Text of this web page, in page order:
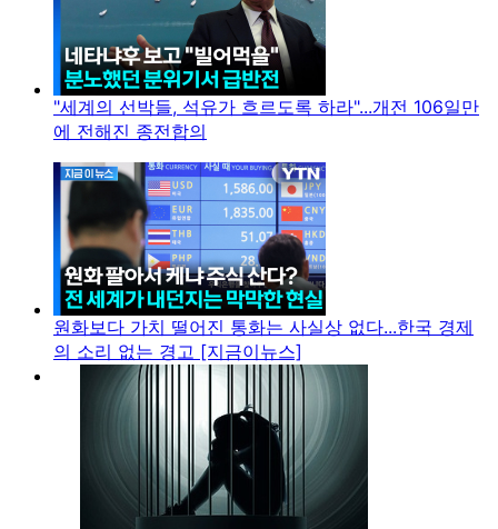
"세계의 선박들, 석유가 흐르도록 하라"...개전 106일만
에 전해진 종전합의
원화보다 가치 떨어진 통화는 사실상 없다...한국 경제
의 소리 없는 경고 [지금이뉴스]